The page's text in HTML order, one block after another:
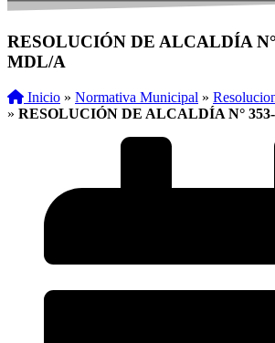
RESOLUCIÓN DE ALCALDÍA
MDL/A
Inicio » Normativa Municipal »
» RESOLUCIÓN DE ALCALDÍA N°